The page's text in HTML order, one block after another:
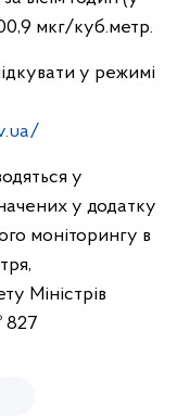
мкг/куб.метр.
у режимі
у
у додатку
моніторингу в
Міністрів
827